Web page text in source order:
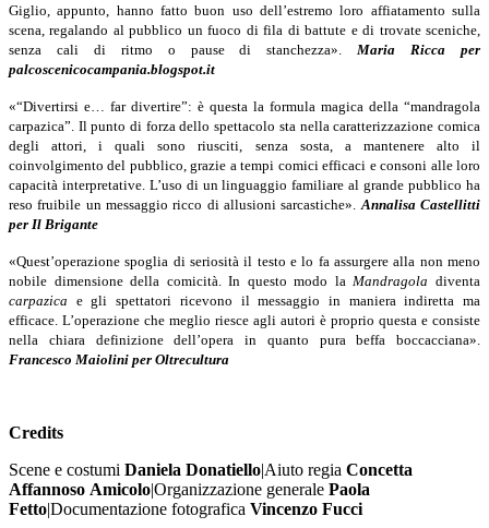
Giglio, appunto, hanno fatto buon uso dell’estremo loro affiatamento sulla
scena, regalando al pubblico un fuoco di fila di battute e di trovate sceniche,
senza cali di ritmo o pause di stanchezza». Maria Ricca per
palcoscenicocampania.blogspot.it
«“Divertirsi e… far divertire”: è questa la formula magica della “mandragola
carpazica”. Il punto di forza dello spettacolo sta nella caratterizzazione comica
degli attori, i quali sono riusciti, senza sosta, a mantenere alto il
coinvolgimento del pubblico, grazie a tempi comici efficaci e consoni alle loro
capacità interpretative. L’uso di un linguaggio familiare al grande pubblico ha
reso fruibile un messaggio ricco di allusioni sarcastiche». Annalisa Castellitti
per Il Brigante
«Quest’operazione spoglia di seriosità il testo e lo fa assurgere alla non meno
nobile dimensione della comicità. In questo modo la Mandragoladiventa
carpazica e gli spettatori ricevono il messaggio in maniera indiretta ma
efficace. L’operazione che meglio riesce agli autori è proprio questa e consiste
nella chiara definizione dell’opera in quanto pura beffa boccacciana».
Francesco Maiolini per Oltrecultura
Credits
Scene e costumi Daniela Donatiello|Aiuto regia Concetta
Affannoso Amicolo|Organizzazione generale Paola
Fetto|Documentazione fotografica Vincenzo Fucci